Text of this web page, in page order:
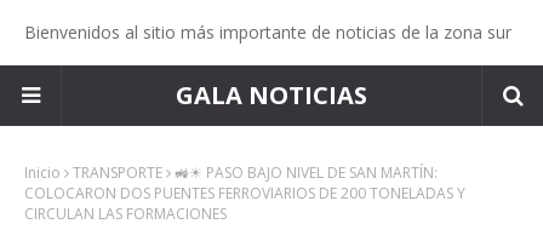
Bienvenidos al sitio más importante de noticias de la zona sur
GALA NOTICIAS
Inicio TRANSPORTE
🚜☀ PASO BAJO NIVEL DE SAN MARTÍN:
COLOCARON DOS PUENTES FERROVIARIOS DE 200 TONELADAS Y
CIRCULAN LAS FORMACIONES